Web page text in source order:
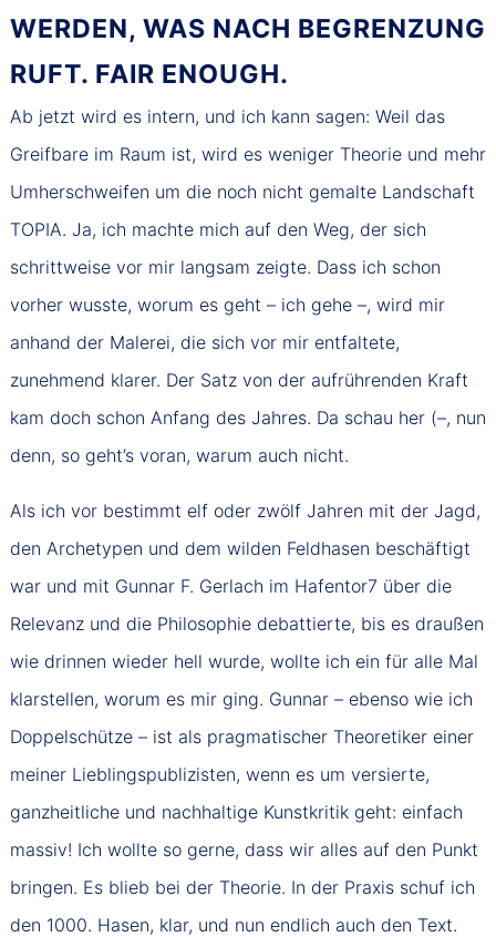
ERDEN, WAS NACH BEGRENZUNG R
UFT. FAIR ENOUGH.
Ab jetzt wird es intern, und ich kann sagen: Weil das
Greifbare im Raum ist, wird es weniger Theorie und mehr
Umherschweifen um die noch nicht gemalte Landschaft
TOPIA. Ja, ich machte mich auf den Weg, der sich
schrittweise vor mir langsam zeigte. Dass ich schon
vorher wusste, worum es geht – ich gehe –, wird mir
anhand der Malerei, die sich vor mir entfaltete,
zunehmend klarer. Der Satz von der aufrührenden Kraft
kam doch schon Anfang des Jahres. Da schau her (–, nun
denn, so geht’s voran, warum auch nicht.
Als ich vor bestimmt elf oder zwölf Jahren mit der Jagd,
den Archetypen und dem wilden Feldhasen beschäftigt
war und mit Gunnar F. Gerlach im Hafentor7 über die
Relevanz und die Philosophie debattierte, bis es draußen
wie drinnen wieder hell wurde, wollte ich ein für alle Mal
klarstellen, worum es mir ging. Gunnar – ebenso wie ich
Doppelschütze – ist als pragmatischer Theoretiker einer
meiner Lieblingspublizisten, wenn es um versierte,
ganzheitliche und nachhaltige Kunstkritik geht: einfach
massiv! Ich wollte so gerne, dass wir alles auf den Punkt
bringen. Es blieb bei der Theorie. In der Praxis schuf ich
den 1000. Hasen, klar, und nun endlich auch den Text.